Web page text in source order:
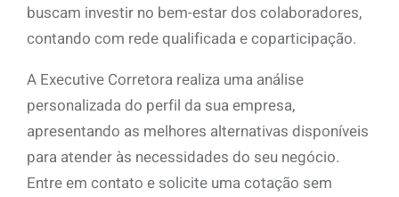
buscam investir no bem-estar dos colaboradores,
contando com rede qualificada e coparticipação.
A Executive Corretora realiza uma análise
personalizada do perfil da sua empresa,
apresentando as melhores alternativas disponíveis
para atender às necessidades do seu negócio.
Entre em contato e solicite uma cotação sem